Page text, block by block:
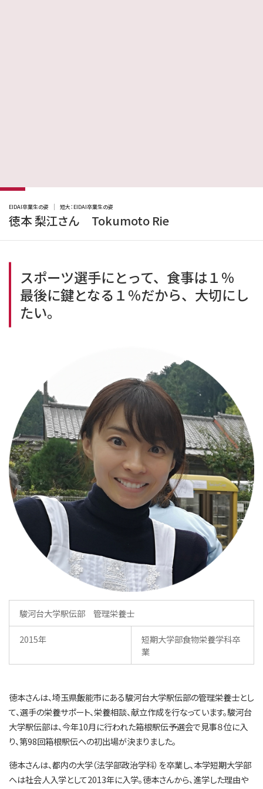
EIDAI卒業生の姿 短大：EIDAI卒業生の姿
徳本 梨江さん Tokumoto Rie
スポーツ選手にとって、食事は１％
最後に鍵となる１％だから、大切にし
たい。
駿河台大学駅伝部 管理栄養士
2015年
短期大学部食物栄養学科卒
業
徳本さんは、埼玉県飯能市にある駿河台大学駅伝部の管理栄養士とし
て、選手の栄養サポート、栄養相談、献立作成を行なっています。駿河台
大学駅伝部は、今年10月に行われた箱根駅伝予選会で見事８位に入
り、第98回箱根駅伝への初出場が決まりました。
徳本さんは、都内の大学（法学部政治学科）を卒業し、本学短期大学部
へは社会人入学として2013年に入学。徳本さんから、進学した理由や